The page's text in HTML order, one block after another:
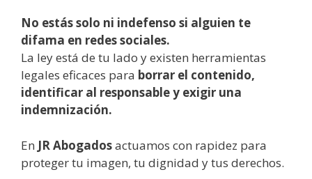
No estás solo ni indefenso si alguien te
difama en redes sociales.
La ley está de tu lado y existen herramientas
legales eficaces para borrar el contenido,
identificar al responsable y exigir una
indemnización.
En JR Abogadosactuamos con rapidez para
proteger tu imagen, tu dignidad y tus derechos.